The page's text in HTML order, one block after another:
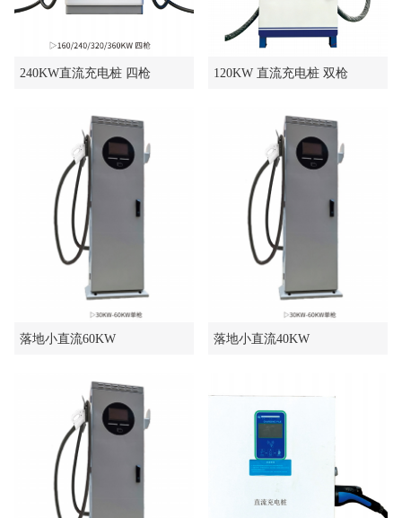
240KW直流充电桩 四枪 120KW 直流充电桩 双枪
落地小直流60KW 落地小直流40KW